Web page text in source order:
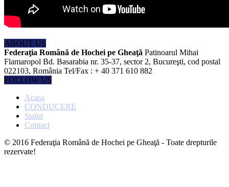
ABOUT US
Federaţia Română de Hochei pe Gheaţă Patinoarul Mihai
Flamaropol Bd. Basarabia nr. 35-37, sector 2, Bucureşti, cod postal
022103, România Tel/Fax : + 40 371 610 882
FOLLOW US
Acasa
CONDUCERE
Statut
Contact
© 2016 Federaţia Română de Hochei pe Gheaţă - Toate drepturile
rezervate!